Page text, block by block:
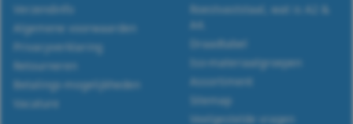
WS
9345
-
Verzendinfo
Algemene voorwaarden
Privacyverklaring
Retourneren
Betalings-mogelijkheden
Vacature
Roestvaststaal, wat is A2 &
A4.
Draadtabel
Iso-materiaalgroepen
Assortiment
Sitemap
Veelgestelde vragen